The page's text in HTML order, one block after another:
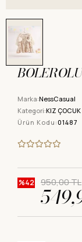
Marka:NessCasual
Kategori:KIZ ÇOCUK
Ürün Kodu:01487
%42 950,00 TL